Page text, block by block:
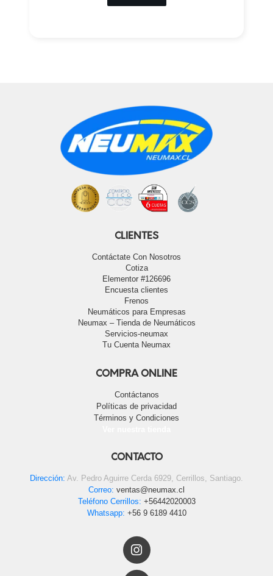
CLIENTES
Contáctate Con Nosotros
Cotiza
Elementor #126696
Encuesta clientes
Frenos
Neumáticos para Empresas
Neumax – Tienda de Neumáticos
Servicios-neumax
Tu Cuenta Neumax
COMPRA ONLINE
Contáctanos
Políticas de privacidad
Términos y Condiciones
CONTACTO
Dirección: Av. Pedro Aguirre Cerda 6929, Cerrillos, Santiago.
Correo: ventas@neumax.cl
Teléfono Cerrillos: +56442020003
Whatsapp: +56 9 6189 4410